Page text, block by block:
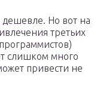
дешевле. Но вот на
третьих
слишком много
привести не